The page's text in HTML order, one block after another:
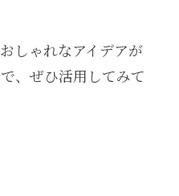
しゃれなアイデアが
、ぜひ活用してみて